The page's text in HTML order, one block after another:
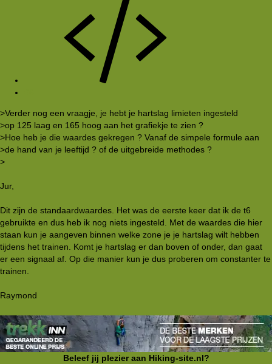
>Verder nog een vraagje, je hebt je hartslag limieten ingesteld
>op 125 laag en 165 hoog aan het grafiekje te zien ?
>Hoe heb je die waardes gekregen ? Vanaf de simpele formule aan
>de hand van je leeftijd ? of de uitgebreide methodes ?
>
Jur,
Dit zijn de standaardwaardes. Het was de eerste keer dat ik de t6
gebruikte en dus heb ik nog niets ingesteld. Met de waardes die hier
staan kun je aangeven binnen welke zone je je hartslag wilt hebben
tijdens het trainen. Komt je hartslag er dan boven of onder, dan gaat
er een signaal af. Op die manier kun je dus proberen om constanter te
trainen.
Raymond
Beleef jij plezier aan Hiking-site.nl?